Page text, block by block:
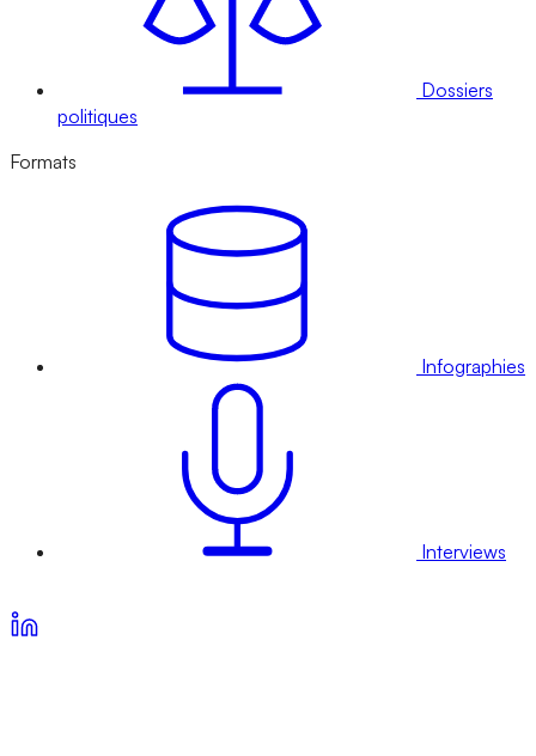
Dossiers
politiques
Formats
Infographies
Interviews